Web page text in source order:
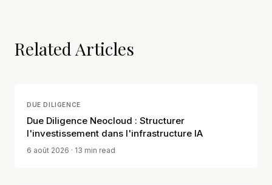
Related Articles
DUE DILIGENCE
Due Diligence Neocloud : Structurer
l'investissement dans l'infrastructure IA
6 août 2026 · 13 min read